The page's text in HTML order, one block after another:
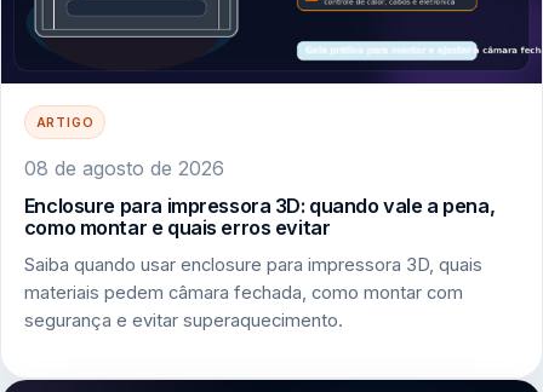
ARTIGO
08 de agosto de 2026
Enclosure para impressora 3D: quando vale a pena,
como montar e quais erros evitar
Saiba quando usar enclosure para impressora 3D, quais
materiais pedem câmara fechada, como montar com
segurança e evitar superaquecimento.